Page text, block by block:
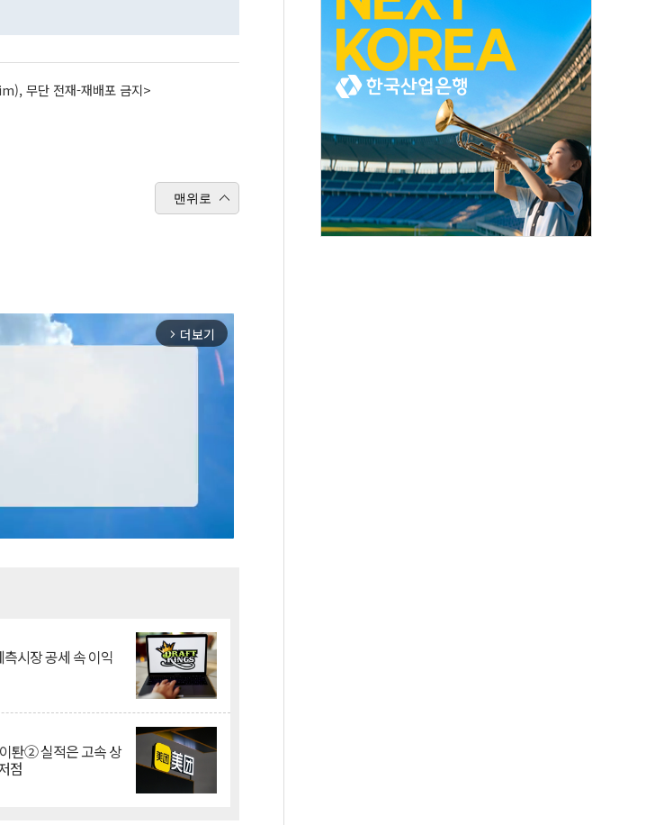
무단 전재-재배포 금지>
맨위로
arrow_forward_ios 더보기
시장 공세 속 이익
퇀② 실적은 고속 상
점